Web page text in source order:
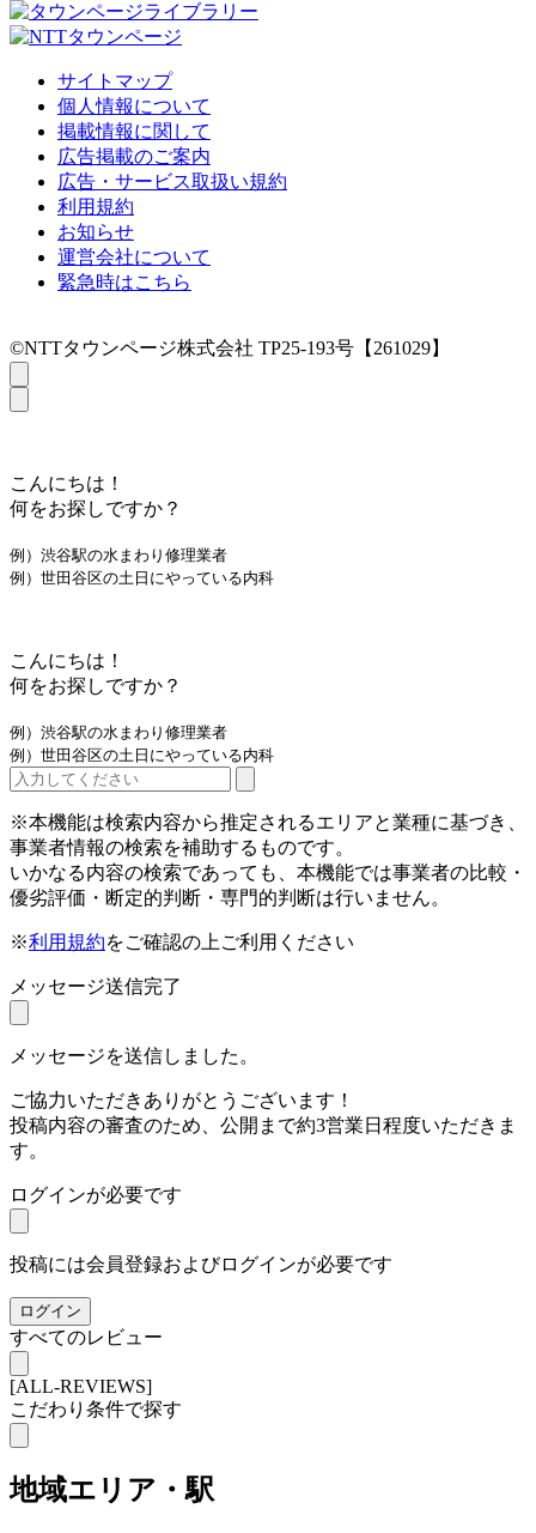
サイトマップ
個人情報について
掲載情報に関して
広告掲載のご案内
広告・サービス取扱い規約
利用規約
お知らせ
運営会社について
緊急時はこちら
©NTTタウンページ株式会社 TP25-193号【261029】
こんにちは！
何をお探しですか？
例）渋谷駅の水まわり修理業者
例）世田谷区の土日にやっている内科
こんにちは！
何をお探しですか？
例）渋谷駅の水まわり修理業者
例）世田谷区の土日にやっている内科
※本機能は検索内容から推定されるエリアと業種に基づき、
事業者情報の検索を補助するものです。
いかなる内容の検索であっても、本機能では事業者の比較・
優劣評価・断定的判断・専門的判断は行いません。
※利用規約をご確認の上ご利用ください
メッセージ送信完了
メッセージを送信しました。
ご協力いただきありがとうございます！
投稿内容の審査のため、公開まで約3営業日程度いただきま
す。
ログインが必要です
投稿には会員登録およびログインが必要です
ログイン
すべてのレビュー
[ALL-REVIEWS]
こだわり条件で探す
地域エリア・駅